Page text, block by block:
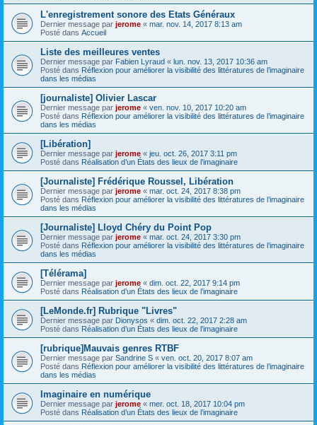
L'enregistrement sonore des Etats Généraux
Dernier message par jerome « mar. nov. 14, 2017 8:13 am
Posté dans Accueil
Liste des meilleures ventes
Dernier message par Fabien Lyraud « lun. nov. 13, 2017 10:36 am
Posté dans Réflexion pour améliorer la visibilité des littératures de l’imaginaire
dans les médias
[journaliste] Olivier Lascar
Dernier message par jerome « ven. nov. 10, 2017 10:20 am
Posté dans Réflexion pour améliorer la visibilité des littératures de l’imaginaire
dans les médias
[Libération]
Dernier message par jerome « jeu. oct. 26, 2017 3:11 pm
Posté dans Réalisation d’un États des lieux de l’imaginaire
[Journaliste] Frédérique Roussel, Libération
Dernier message par jerome « mar. oct. 24, 2017 8:38 pm
Posté dans Réflexion pour améliorer la visibilité des littératures de l’imaginaire
dans les médias
[Journaliste] Lloyd Chéry du Point Pop
Dernier message par jerome « mar. oct. 24, 2017 3:30 pm
Posté dans Réflexion pour améliorer la visibilité des littératures de l’imaginaire
dans les médias
[Télérama]
Dernier message par jerome « dim. oct. 22, 2017 9:14 pm
Posté dans Réalisation d’un États des lieux de l’imaginaire
[LeMonde.fr] Rubrique "Livres"
Dernier message par Dionysos « dim. oct. 22, 2017 2:28 am
Posté dans Réalisation d’un États des lieux de l’imaginaire
[rubrique]Mauvais genres RTBF
Dernier message par Sandrine S « ven. oct. 20, 2017 8:07 am
Posté dans Réflexion pour améliorer la visibilité des littératures de l’imaginaire
dans les médias
Imaginaire en numérique
Dernier message par jerome « mer. oct. 18, 2017 10:04 pm
Posté dans Réalisation d’un États des lieux de l’imaginaire